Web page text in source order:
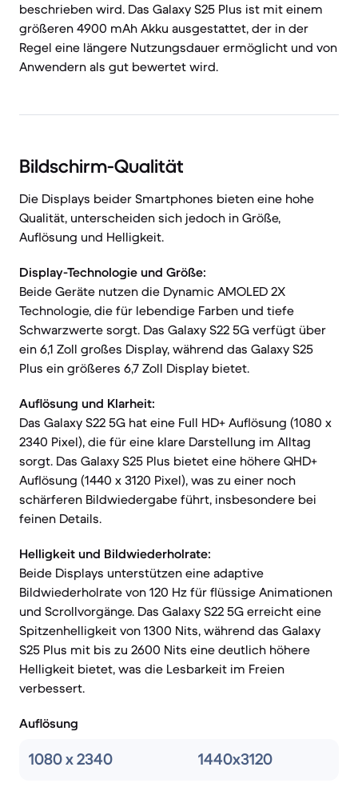
beschrieben wird. Das Galaxy S25 Plus ist mit einem
größeren 4900 mAh Akku ausgestattet, der in der
Regel eine längere Nutzungsdauer ermöglicht und von
Anwendern als gut bewertet wird.
Bildschirm-Qualität
Die Displays beider Smartphones bieten eine hohe
Qualität, unterscheiden sich jedoch in Größe,
Auflösung und Helligkeit.
Display-Technologie und Größe:
Beide Geräte nutzen die Dynamic AMOLED 2X
Technologie, die für lebendige Farben und tiefe
Schwarzwerte sorgt. Das Galaxy S22 5G verfügt über
ein 6,1 Zoll großes Display, während das Galaxy S25
Plus ein größeres 6,7 Zoll Display bietet.
Auflösung und Klarheit:
Das Galaxy S22 5G hat eine Full HD+ Auflösung (1080 x
2340 Pixel), die für eine klare Darstellung im Alltag
sorgt. Das Galaxy S25 Plus bietet eine höhere QHD+
Auflösung (1440 x 3120 Pixel), was zu einer noch
schärferen Bildwiedergabe führt, insbesondere bei
feinen Details.
Helligkeit und Bildwiederholrate:
Beide Displays unterstützen eine adaptive
Bildwiederholrate von 120 Hz für flüssige Animationen
und Scrollvorgänge. Das Galaxy S22 5G erreicht eine
Spitzenhelligkeit von 1300 Nits, während das Galaxy
S25 Plus mit bis zu 2600 Nits eine deutlich höhere
Helligkeit bietet, was die Lesbarkeit im Freien
verbessert.
Auflösung
1080 x 2340 1440x3120